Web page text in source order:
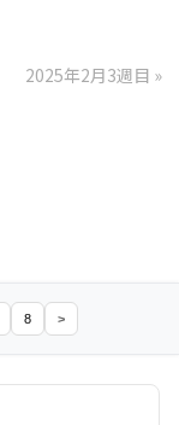
2025年2月3週目 »
8 >